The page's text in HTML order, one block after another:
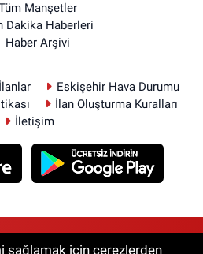
Manşetler
Dakika Haberleri
Haber Arşivi
Eskişehir Hava Durumu
İlan Oluşturma Kuralları
İletişim
© 2026. Her hakkı saklıdır.
sağlamak için çerezlerden